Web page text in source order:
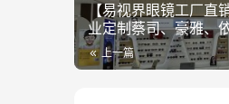
【易视界眼镜工厂直
业定制蔡司、豪雅、
品牌镜片！
上一篇